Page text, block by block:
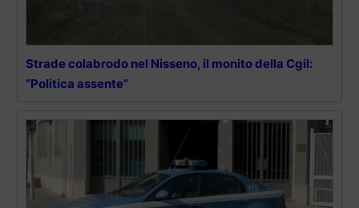
Strade colabrodo nel Nisseno, il monito della Cgil:
“Politica assente”